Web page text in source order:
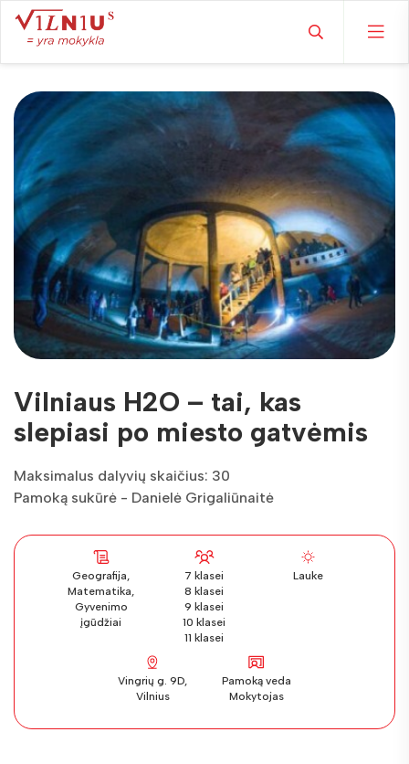
Vilniaus H2O – tai, kas
slepiasi po miesto gatvėmis
Maksimalus dalyvių skaičius: 30
Pamoką sukūrė - Danielė Grigaliūnaitė
Geografija,
Matematika,
Gyvenimo
įgūdžiai
7 klasei
8 klasei
9 klasei
10 klasei
11 klasei
Lauke
Vingrių g. 9D,
Vilnius
Pamoką veda
Mokytojas